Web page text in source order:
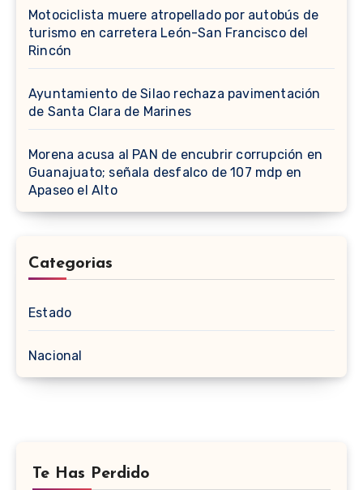
Motociclista muere atropellado por autobús de
turismo en carretera León-San Francisco del
Rincón
Ayuntamiento de Silao rechaza pavimentación
de Santa Clara de Marines
Morena acusa al PAN de encubrir corrupción en
Guanajuato; señala desfalco de 107 mdp en
Apaseo el Alto
Categorias
Estado
Nacional
Te Has Perdido